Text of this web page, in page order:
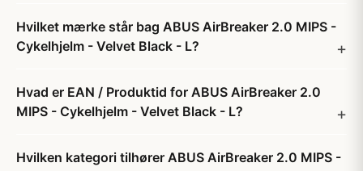
Hvilket mærke står bag ABUS AirBreaker 2.0 MIPS -
Cykelhjelm - Velvet Black - L?
Hvad er EAN / Produktid for ABUS AirBreaker 2.0
MIPS - Cykelhjelm - Velvet Black - L?
Hvilken kategori tilhører ABUS AirBreaker 2.0 MIPS -